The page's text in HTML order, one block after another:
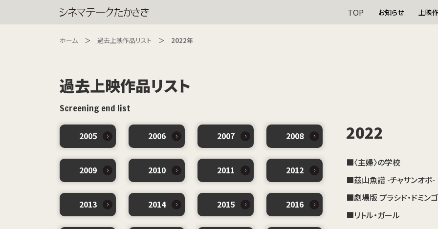
TOP お知らせ 上映
ホーム 過去上映作品リスト 2022年
過去上映作品リスト
Screening end list
2005 2006 2007 2008
2009 2010 2011 2012
2013 2014 2015 2016
2022
■〈主婦〉の学校
■茲山魚譜 -チャサンオボ-
■劇場版 プラシド・ドミン
■リトル・ガール